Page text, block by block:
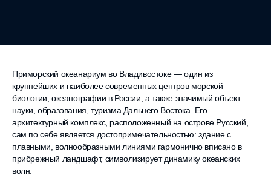
Приморский океанариум во Владивостоке — один из
крупнейших и наиболее современных центров морской
биологии, океанографии в России, а также значимый объект
науки, образования, туризма Дальнего Востока. Его
архитектурный комплекс, расположенный на острове Русский,
сам по себе является достопримечательностью: здание с
плавными, волнообразными линиями гармонично вписано в
прибрежный ландшафт, символизирует динамику океанских
волн.